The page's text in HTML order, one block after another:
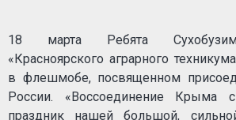
18 марта Ребята
«Красноярского аграрного
в флешмобе, посвященном
России. «Воссоединение Крыма
праздник нашей большой,